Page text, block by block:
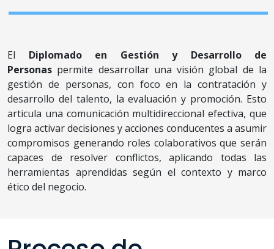
El Diplomado en Gestión y Desarrollo de
Personas permite desarrollar una visión global de la
gestión de personas, con foco en la contratación y
desarrollo del talento, la evaluación y promoción. Esto
articula una comunicación multidireccional efectiva, que
logra activar decisiones y acciones conducentes a asumir
compromisos generando roles colaborativos que serán
capaces de resolver conflictos, aplicando todas las
herramientas aprendidas según el contexto y marco
ético del negocio.